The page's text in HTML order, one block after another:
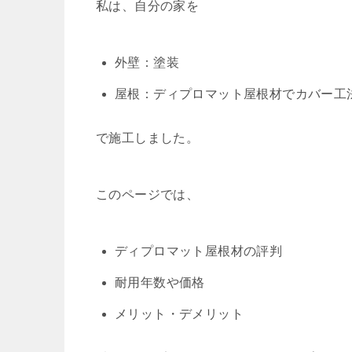
私は、自分の家を
外壁：塗装
屋根：ディプロマット屋根材でカバー工
で施工しました。
このページでは、
ディプロマット屋根材の評判
耐用年数や価格
メリット・デメリット